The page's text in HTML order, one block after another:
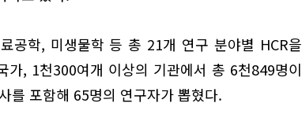
공학, 미생물학 등 총 21개 연구 분야별 HCR을
, 1천300여개 이상의 기관에서 총 6천849명이
를 포함해 65명의 연구자가 뽑혔다.